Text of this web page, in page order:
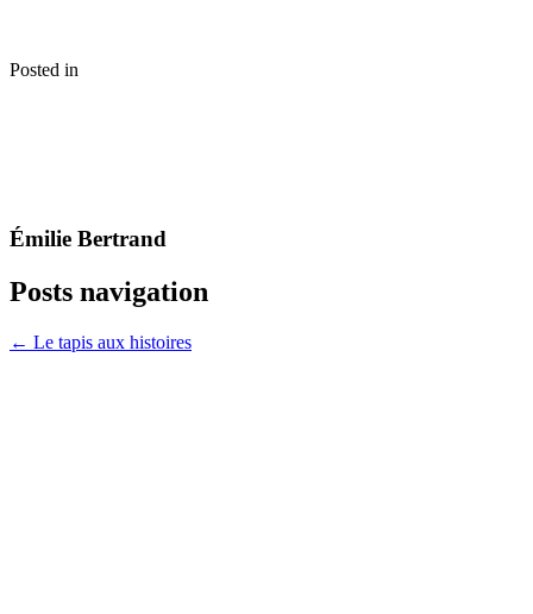
Posted in
Émilie Bertrand
Posts navigation
← Le tapis aux histoires